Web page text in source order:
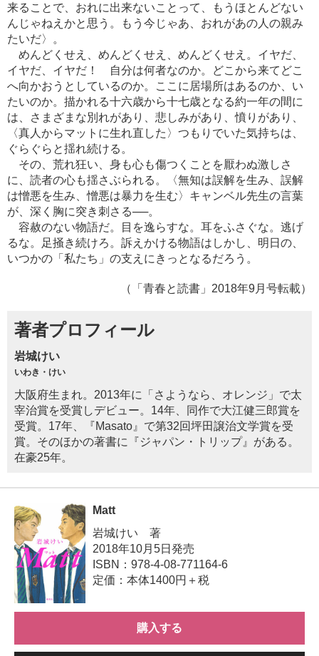
来ることで、おれに出来ないことって、もうほとんどない
んじゃねえかと思う。もう今じゃあ、おれがあの人の親み
たいだ〉。
めんどくせえ、めんどくせえ、めんどくせえ。イヤだ、
イヤだ、イヤだ！ 自分は何者なのか。どこから来てどこ
へ向かおうとしているのか。ここに居場所はあるのか、い
たいのか。描かれる十六歳から十七歳となる約一年の間に
は、さまざまな別れがあり、悲しみがあり、憤りがあり、
〈真人からマットに生れ直した〉つもりでいた気持ちは、
ぐらぐらと揺れ続ける。
その、荒れ狂い、身も心も傷つくことを厭わぬ激しさ
に、読者の心も揺さぶられる。〈無知は誤解を生み、誤解
は憎悪を生み、憎悪は暴力を生む〉キャンベル先生の言葉
が、深く胸に突き刺さる──。
容赦のない物語だ。目を逸らすな。耳をふさぐな。逃げ
るな。足掻き続けろ。訴えかける物語はしかし、明日の、
いつかの「私たち」の支えにきっとなるだろう。
（「青春と読書」2018年9月号転載）
著者プロフィール
岩城けい
いわき・けい
大阪府生まれ。2013年に「さようなら、オレンジ」で太
宰治賞を受賞しデビュー。14年、同作で大江健三郎賞を
受賞。17年、『Masato』で第32回坪田譲治文学賞を受
賞。そのほかの著書に『ジャパン・トリップ』がある。
在豪25年。
Matt
岩城けい 著
2018年10月5日発売
ISBN：978-4-08-771164-6
定価：本体1400円＋税
購入する